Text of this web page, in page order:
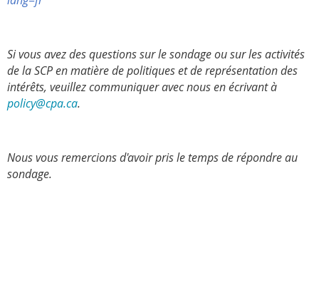
Si vous avez des questions sur le sondage ou sur les activités
de la SCP en matière de politiques et de représentation des
intérêts, veuillez communiquer avec nous en écrivant à
policy@cpa.ca.
Nous vous remercions d'avoir pris le temps de répondre au
sondage.